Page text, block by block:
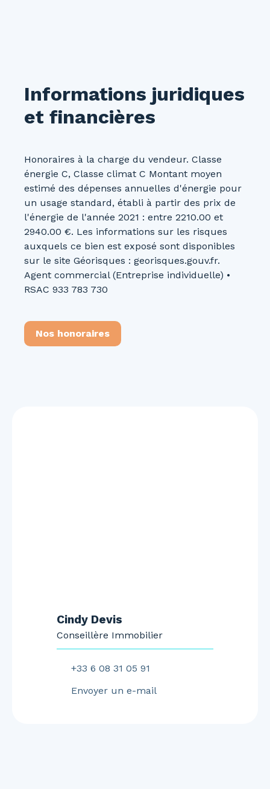
Informations juridiques
et financières
Honoraires à la charge du vendeur. Classe
énergie C, Classe climat C Montant moyen
estimé des dépenses annuelles d'énergie pour
un usage standard, établi à partir des prix de
l'énergie de l'année 2021 : entre 2210.00 et
2940.00 €. Les informations sur les risques
auxquels ce bien est exposé sont disponibles
sur le site Géorisques : georisques.gouv.fr.
Agent commercial (Entreprise individuelle) •
RSAC 933 783 730
Nos honoraires
Cindy Devis
Conseillère Immobilier
+33 6 08 31 05 91
Envoyer un e-mail